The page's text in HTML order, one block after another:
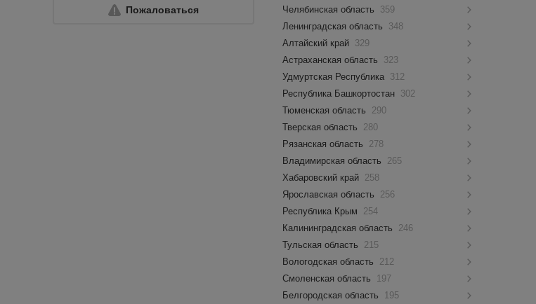
Пожаловаться
Челябинская область
359
Ленинградская область
348
Алтайский край 329
Астраханская область
323
Удмуртская Республика 312
Республика Башкортостан 302
Тюменская область
290
Тверская область
280
Рязанская область
278
Владимирская область
265
Хабаровский край 258
Ярославская область
256
Республика Крым
254
Калининградская область
246
Тульская область
215
Вологодская область
212
Смоленская область
197
Белгородская область
195